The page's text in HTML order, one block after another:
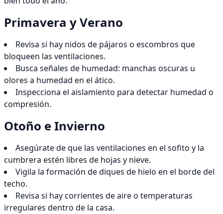
Primavera y Verano
Revisa si hay nidos de pájaros o escombros que
bloqueen las ventilaciones.
Busca señales de humedad: manchas oscuras u
olores a humedad en el ático.
Inspecciona el aislamiento para detectar humedad o
compresión.
Otoño e Invierno
Asegúrate de que las ventilaciones en el sofito y la
cumbrera estén libres de hojas y nieve.
Vigila la formación de diques de hielo en el borde del
techo.
Revisa si hay corrientes de aire o temperaturas
irregulares dentro de la casa.